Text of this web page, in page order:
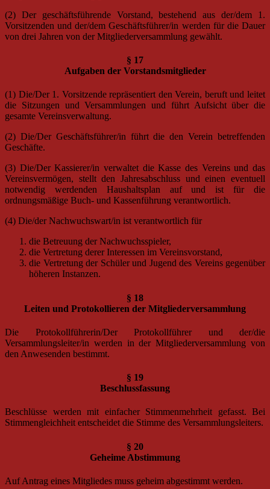
(2) Der geschäftsführende Vorstand, bestehend aus der/dem 1.
Vorsitzenden und der/dem Geschäftsführer/in werden für die Dauer
von drei Jahren von der Mitgliederversammlung gewählt.
§ 17
Aufgaben der Vorstandsmitglieder
(1) Die/Der 1. Vorsitzende repräsentiert den Verein, beruft und leitet
die Sitzungen und Versammlungen und führt Aufsicht über die
gesamte Vereinsverwaltung.
(2) Die/Der Geschäftsführer/in führt die den Verein betreffenden
Geschäfte.
(3) Die/Der Kassierer/in verwaltet die Kasse des Vereins und das
Vereinsvermögen, stellt den Jahresabschluss und einen eventuell
notwendig werdenden Haushaltsplan auf und ist für die
ordnungsmäßige Buch- und Kassenführung verantwortlich.
(4) Die/der Nachwuchswart/in ist verantwortlich für
die Betreuung der Nachwuchsspieler,
die Vertretung derer Interessen im Vereinsvorstand,
die Vertretung der Schüler und Jugend des Vereins gegenüber
höheren Instanzen.
§ 18
Leiten und Protokollieren der Mitgliederversammlung
Die Protokollführerin/Der Protokollführer und der/die
Versammlungsleiter/in werden in der Mitgliederversammlung von
den Anwesenden bestimmt.
§ 19
Beschlussfassung
Beschlüsse werden mit einfacher Stimmenmehrheit gefasst. Bei
Stimmengleichheit entscheidet die Stimme des Versammlungsleiters.
§ 20
Geheime Abstimmung
Auf Antrag eines Mitgliedes muss geheim abgestimmt werden.